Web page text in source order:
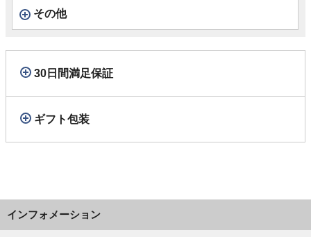
その他
30日間満足保証
ギフト包装
インフォメーション